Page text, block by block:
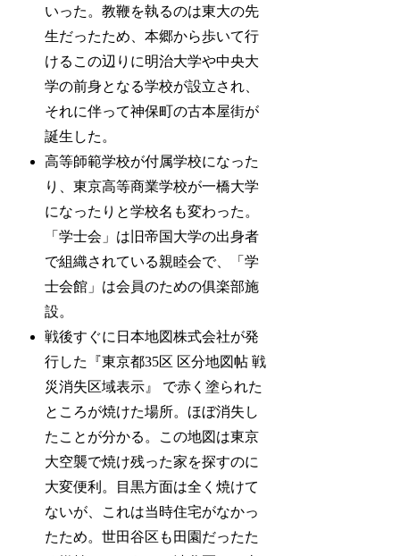
いった。教鞭を執るのは東大の先
生だったため、本郷から歩いて行
けるこの辺りに明治大学や中央大
学の前身となる学校が設立され、
それに伴って神保町の古本屋街が
誕生した。
高等師範学校が付属学校になった
り、東京高等商業学校が一橋大学
になったりと学校名も変わった。
「学士会」は旧帝国大学の出身者
で組織されている親睦会で、「学
士会館」は会員のための俱楽部施
設。
戦後すぐに日本地図株式会社が発
行した『東京都35区 区分地図帖 戦
災消失区域表示』 で赤く塗られた
ところが焼けた場所。ほぼ消失し
たことが分かる。この地図は東京
大空襲で焼け残った家を探すのに
大変便利。目黒方面は全く焼けて
ないが、これは当時住宅がなかっ
たため。世田谷区も田園だったた